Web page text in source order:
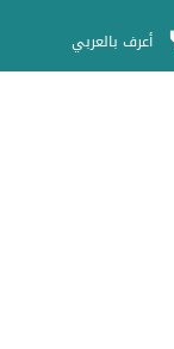
أعرف بالعربي